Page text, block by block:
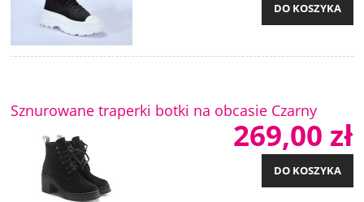
DO KOSZYKA
Sznurowane traperki botki na obcasie Czarny
269,00 zł
DO KOSZYKA